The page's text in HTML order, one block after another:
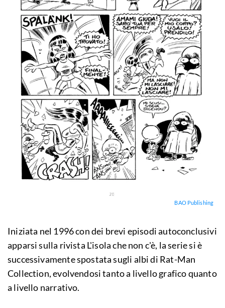
BAO Publishing
Iniziata nel 1996 con dei brevi episodi autoconclusivi
apparsi sulla rivista L'isola che non c'è, la serie si è
successivamente spostata sugli albi di Rat-Man
Collection, evolvendosi tanto a livello grafico quanto
a livello narrativo.